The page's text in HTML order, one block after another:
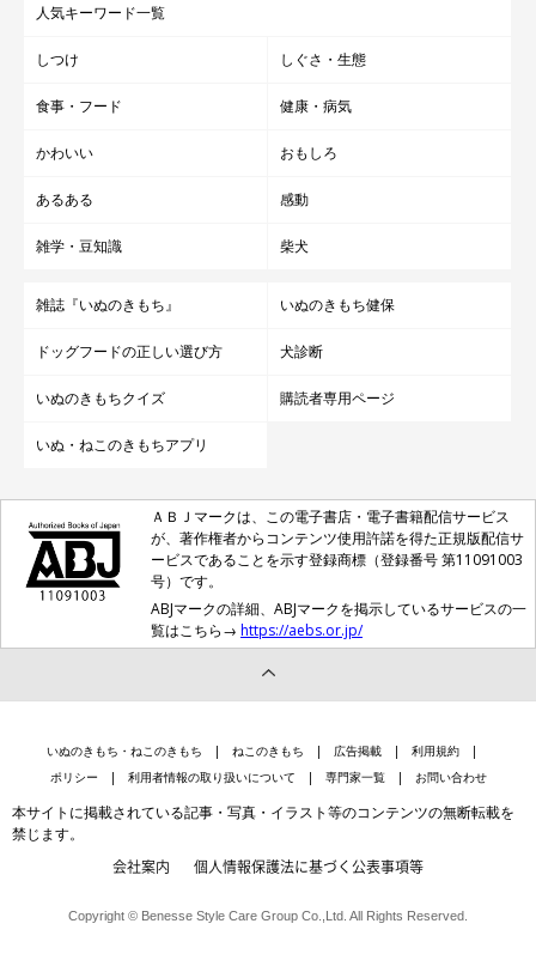
を考えてほしい」（防災士・動物福祉活動家 成田司先生）との
こと。
も夜は冷え込むこともあるようです。
避難の際には、いつもの愛犬グッズに加え、とくに車中避難の際
に避難できるようにするといいですね。
参考／「いぬのきもち」2021年3月号『みんなの体験談から学ぶ
犬防災』（監修：防災士・動物福祉活動家 成田司先生）
写真提供／Uさん（実録1）、Ｉさん（実録2）
人気キーワード一覧
しつけ しぐさ・生態
食事・フード 健康・病気
かわいい おもしろ
あるある 感動
雑学・豆知識 柴犬
雑誌『いぬのきもち』 いぬのきもち健保
ドッグフードの正しい選び方 犬診断
いぬのきもちクイズ 購読者専用ページ
いぬ・ねこのきもちアプリ
ＡＢＪマークは、この電子書店・電子書籍配信サービス
が、著作権者からコンテンツ使用許諾を得た正規版配信サ
ービスであることを示す登録商標（登録番号 第11091003
号）です。
ABJマークの詳細、ABJマークを掲示しているサービスの一
覧はこちら→ https://aebs.or.jp/
いぬのきもち・ねこのきもち ねこのきもち 広告掲載
利用規約
ポリシー
利用者情報の取り扱いについて 専門家一覧 お問い合わせ
本サイトに掲載されている記事・写真・イラスト等のコンテンツの無断転載を
禁じます。
会社案内 個人情報保護法に基づく公表事項等
Copyright © Benesse Style Care Group Co.,Ltd. All Rights Reserved.